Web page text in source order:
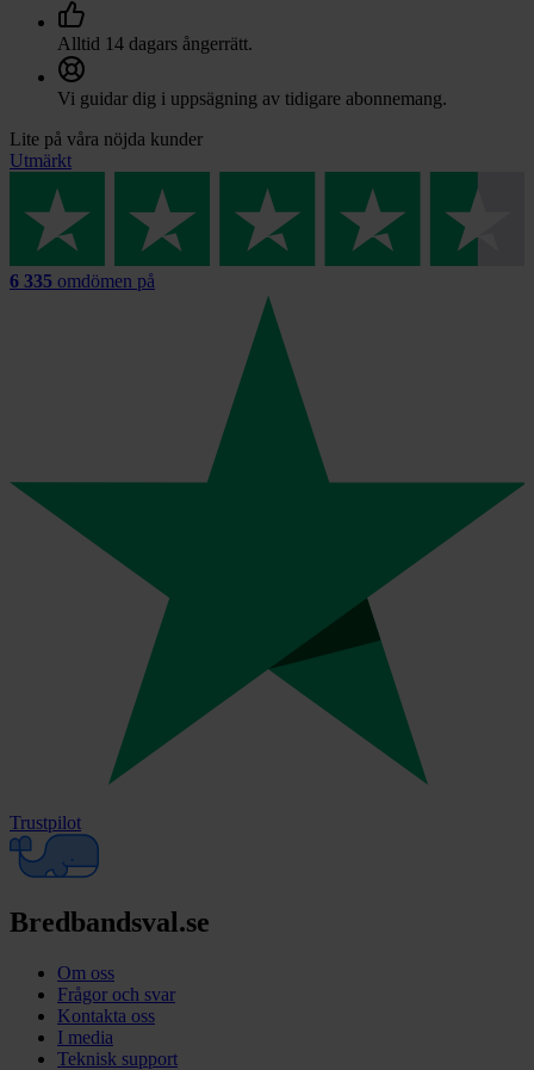
Alltid 14 dagars ångerrätt.
Vi guidar dig i uppsägning av tidigare abonnemang.
Lite på våra nöjda kunder
Utmärkt
6 335 omdömen på
Trustpilot
Bredbandsval.se
Om oss
Frågor och svar
Kontakta oss
I media
Teknisk support